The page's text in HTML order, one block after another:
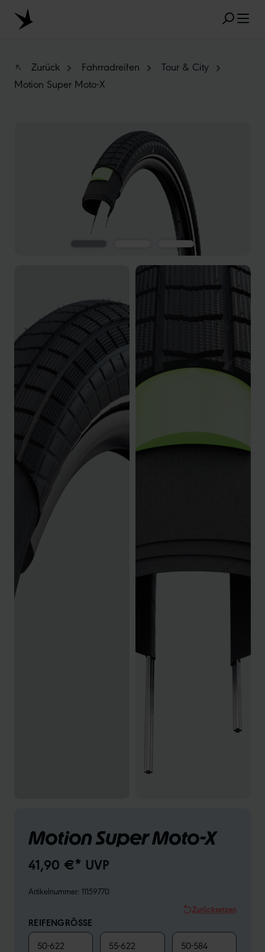
Zum Hauptinhalt springen
TUBELESS
RECYCLING
UNPLATTBAR
GRÖSSENBEZEICHNUNG
AEROTHAN
Zurück Fahrradreifen
Tour & City
Motion Super Moto-X
Motion Super Moto-X
41,90 €* UVP
Artikelnummer: 11159770
Zurücksetzen
REIFENGRÖSSE
50-622 55-622 50-584